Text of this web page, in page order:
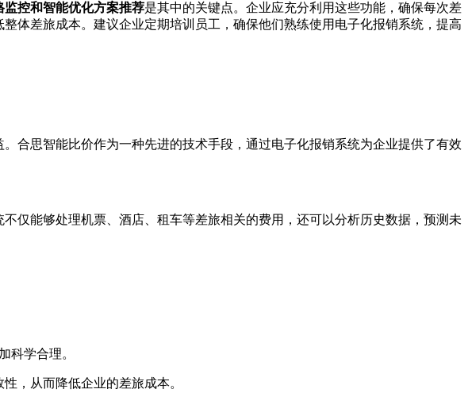
监控和智能优化方案推荐是其中的关键点。企业应充分利用这些功能，确保每次差
体差旅成本。建议企业定期培训员工，确保他们熟练使用电子化报销系统，提高
合思智能比价作为一种先进的技术手段，通过电子化报销系统为企业提供了有效
仅能够处理机票、酒店、租车等差旅相关的费用，还可以分析历史数据，预测未
科学合理。
，从而降低企业的差旅成本。